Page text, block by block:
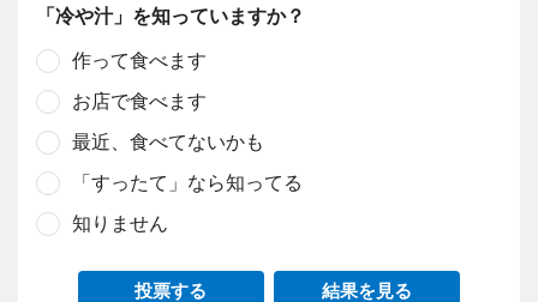
「冷や汁」を知っていますか？
作って食べます
お店で食べます
最近、食べてないかも
「すったて」なら知ってる
知りません
投票する 結果を見る